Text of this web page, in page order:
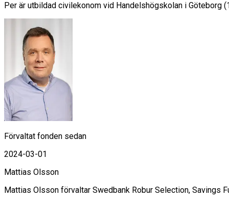
Per är utbildad civilekonom vid Handelshögskolan i
Förvaltat fonden sedan
2024-03-01
Mattias Olsson
Mattias Olsson förvaltar Swedbank Robur Selection, Savings